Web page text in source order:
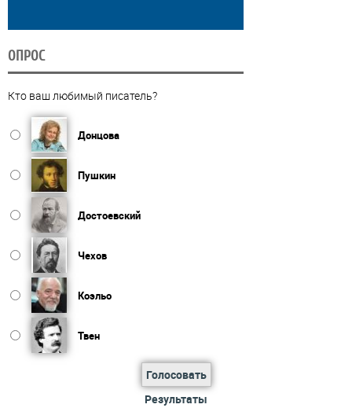
ОПРОС
Кто ваш любимый писатель?
Донцова
Пушкин
Достоевский
Чехов
Коэльо
Твен
Голосовать
Результаты